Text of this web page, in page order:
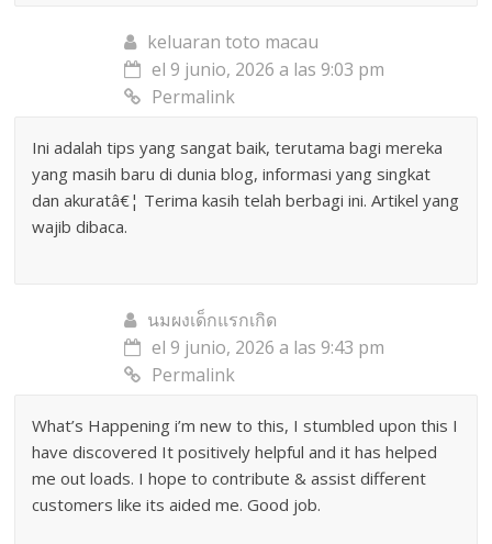
keluaran toto macau
el 9 junio, 2026 a las 9:03 pm
Permalink
Ini adalah tips yang sangat baik, terutama bagi mereka
yang masih baru di dunia blog, informasi yang singkat
dan akuratâ€¦ Terima kasih telah berbagi ini. Artikel yang
wajib dibaca.
นมผงเด็กแรกเกิด
el 9 junio, 2026 a las 9:43 pm
Permalink
What’s Happening i’m new to this, I stumbled upon this I
have discovered It positively helpful and it has helped
me out loads. I hope to contribute & assist different
customers like its aided me. Good job.